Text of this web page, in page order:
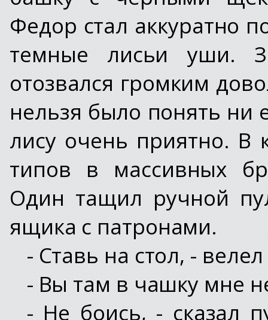
Федор стал аккуратно
темные лисьи уши.
отозвался громким
нельзя было понять ни
лису очень приятно. В
типов в массивных
Один тащил ручной
ящика с патронами.
- Ставь на стол, -
- Вы там в чашку мне
- Не боись, - сказал